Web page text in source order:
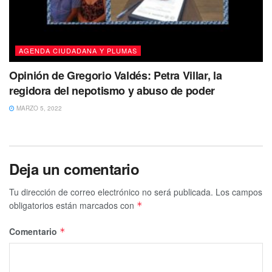
AGENDA CIUDADANA Y PLUMAS
Opinión de Gregorio Valdés: Petra Villar, la
regidora del nepotismo y abuso de poder
MARZO 5, 2022
Deja un comentario
Tu dirección de correo electrónico no será publicada. Los campos
obligatorios están marcados con *
Comentario *